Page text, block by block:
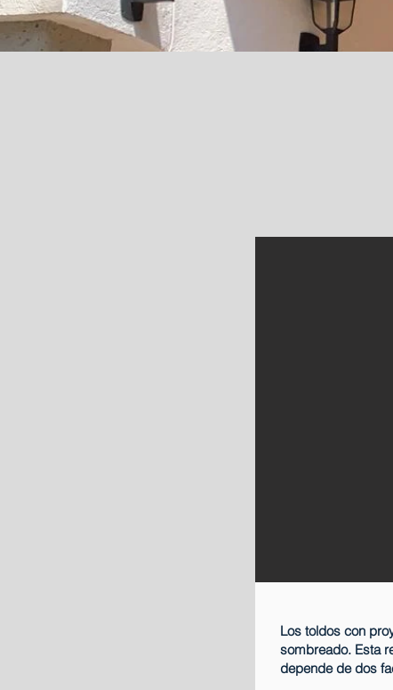
Los toldos con
sombreado. Esta
depende de dos